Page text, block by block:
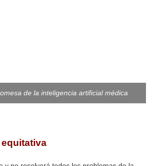
de la inteligencia artificial médica
equitativa